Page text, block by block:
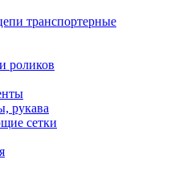
транспортерные
роликов
рукава
сетки